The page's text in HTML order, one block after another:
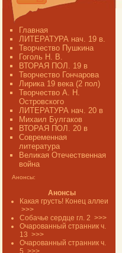
Главная
ЛИТЕРАТУРА нач. 19 в.
Творчество Пушкина
Гоголь Н. В.
ВТОРАЯ ПОЛ. 19 в
Творчество Гончарова
Лирика 19 века (2 пол)
Творчество А. Н.
Островского
ЛИТЕРАТУРА нач. 20 в
Михаил Булгаков
ВТОРАЯ ПОЛ. 20 в
Современная
литература
Великая Отечественная
война
Анонсы:
Анонсы
Какая грусть! Конец аллеи
>>>
Собачье сердце гл. 2 >>>
Очарованный странник ч.
13 >>>
Очарованный странник ч.
5 >>>